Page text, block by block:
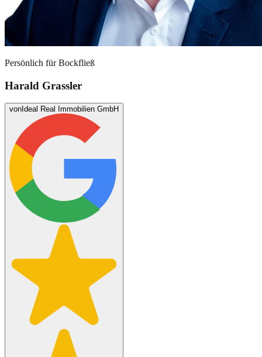
Persönlich fürBockfließ
Harald Grassler
von Ideal Real Immobilien GmbH